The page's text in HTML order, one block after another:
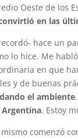
Oeste de los
en las
hace un
lo hice. Me
en que
y de buenas
el ambiente
Argentina. Estoy
comenzó